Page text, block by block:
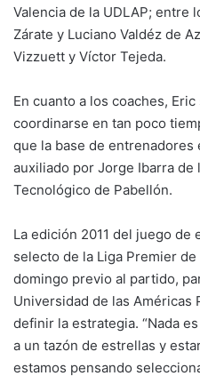
Valencia de la UDLAP; entre
Zárate y Luciano Valdéz de
Vizzuett y Víctor Tejeda.
En cuanto a los coaches,
coordinarse en tan poco
que la base de entrenadores
auxiliado por Jorge Ibarra de
Tecnológico de Pabellón.
La edición 2011 del juego de
selecto de la Liga Premier de
domingo previo al partido,
Universidad de las Américas
definir la estrategia. “Nada
a un tazón de estrellas y
estamos pensando